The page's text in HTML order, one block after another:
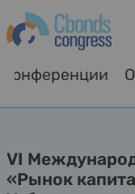
Конференции
VI
«Рынок